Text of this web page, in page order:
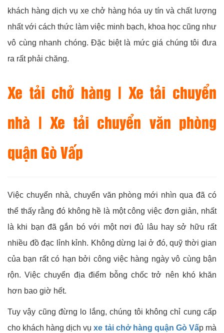
khách hàng dịch vụ xe chở hàng hóa uy tín và chất lượng
nhất với cách thức làm việc minh bạch, khoa học cũng như
vô cùng nhanh chóng. Đặc biệt là mức giá chúng tôi đưa
ra rất phải chăng.
Xe tải chở hàng | Xe tải chuyển
nhà | Xe tải chuyển văn phòng
quận Gò Vấp
Việc chuyển nhà, chuyển văn phòng mới nhìn qua đã có
thể thấy rằng đó không hề là một công việc đơn giản, nhất
là khi bạn đã gắn bó với một nơi đủ lâu hay sở hữu rất
nhiều đồ đạc lỉnh kỉnh. Không dừng lại ở đó, quỹ thời gian
của bạn rất có hạn bởi công việc hàng ngày vô cùng bận
rộn. Việc chuyển địa điểm bỗng chốc trở nên khó khăn
hơn bao giờ hết.
Tuy vậy cũng đừng lo lắng, chúng tôi không chỉ cung cấp
cho khách hàng dịch vụxe tải chở hàng quận Gò Vấp mà